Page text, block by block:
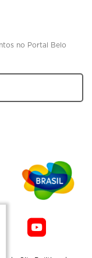
no Portal Belo